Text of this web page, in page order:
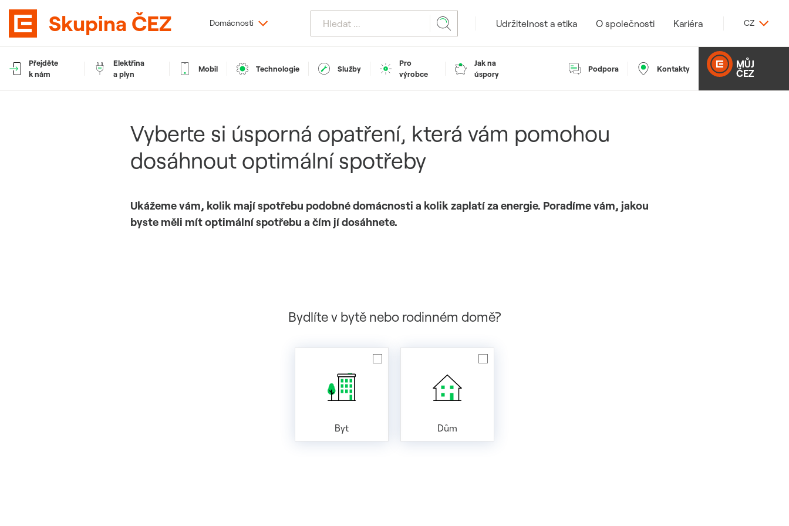
Skupina ČEZ Domácnosti
Elektřina:
Elektřina:
Plyn:
Udržitelnost a etika O společnosti Kariéra CZ
MŮJ
ČEZ
Přejděte
k nám
Elektřina
a plyn
Mobil Technologie Služby
Pro
výrobce
Jak na
úspory
Podpora Kontakty
Vyberte si úsporná opatření, která vám pomohou
dosáhnout optimální spotřeby
Ukážeme vám, kolik mají spotřebu podobné domácnosti a kolik zaplatí za energie. Poradíme vám, jakou
byste měli mít optimální spotřebu a čím jí dosáhnete.
Bydlíte v bytě nebo rodinném domě?
Byt Dům